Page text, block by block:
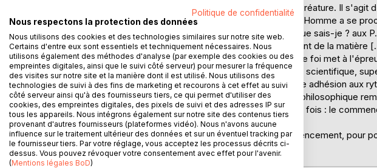
La théophanie, exprime un amour direct entre Dieu et sa créature. Il s'agit
d'un message. Ce message, parfois avertissement aide l'Homme a se
dans l'Histoire de la Chimie (publiée en 1985, collection Que sais-je ? aux
"C'est en quelque sorte en participant au perfectionnement de la matière
en découle, la croyance dont outre le sentiment intense de foi met à
infirme la thèse ou l'hypothèse d'une croyance religieuse, scientifique,
certains objets d'étude de l'anthropologie culturelle. Cette adhésion aux
peut parfois rencontrer un certain dualisme. Cette notion philosophique
Ces quatre notions peuvent se fusionner dans l'arkhé, à la fois : le
commandement (l'autorité).
Il est bon de se pencher sur les mécanismes d'un commencement, pour
grandes dualités.
Politique de confidentialité
Nous respectons la protection des données
Nous utilisons des cookies et des technologies similaires sur notre site web.
Certains d'entre eux sont essentiels et techniquement nécessaires. Nous
utilisons également des méthodes d'analyse (par exemple des cookies ou des
empreintes digitales, ainsi que le suivi côté serveur) pour mesurer la fréquence
des visites sur notre site et la manière dont il est utilisé. Nous utilisons des
technologies de suivi à des fins de marketing et recourons à cet effet au suivi
côté serveur ainsi qu'à des fournisseurs tiers, ce qui permet d'utiliser des
cookies, des empreintes digitales, des pixels de suivi et des adresses IP sur
tous les appareils. Nous intégrons également sur notre site des contenus tiers
provenant d'autres fournisseurs (plateformes vidéo). Nous n'avons aucune
influence sur le traitement ultérieur des données et sur un éventuel tracking par
le fournisseur tiers. Par votre réglage, vous acceptez les processus décrits ci-
dessus. Vous pouvez révoquer votre consentement avec effet pour l'avenir.
(Mentions légales BoD)